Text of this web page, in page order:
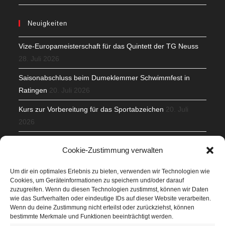
Cookie-Zustimmung verwalten
Um dir ein optimales Erlebnis zu bieten, verwenden wir Technologien wie
Cookies, um Geräteinformationen zu speichern und/oder darauf
zuzugreifen. Wenn du diesen Technologien zustimmst, können wir Daten
wie das Surfverhalten oder eindeutige IDs auf dieser Website verarbeiten.
Wenn du deine Zustimmung nicht erteilst oder zurückziehst, können
bestimmte Merkmale und Funktionen beeinträchtigt werden.
Neuigkeiten
Vize-Europameisterschaft für das Quintett der TG Neuss
28. Juli 2026
Saisonabschluss beim Dumeklemmer Schwimmfest in
Ratingen 20. Juli 2026
Kurs zur Vorbereitung für das Sportabzeichen 20. Juli
2026
Veranstaltungen
Höffner Run